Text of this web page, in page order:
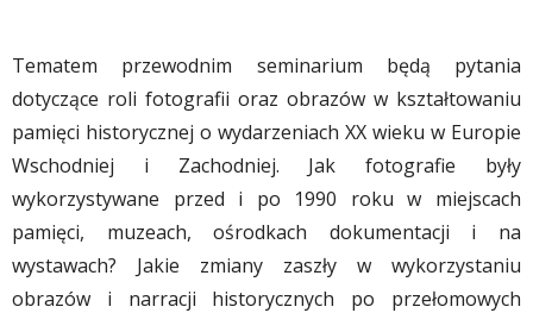
Tematem przewodnim seminarium będą pytania
dotyczące roli fotografii oraz obrazów w kształtowaniu
pamięci historycznej o wydarzeniach XX wieku w Europie
Wschodniej i Zachodniej. Jak fotografie były
wykorzystywane przed i po 1990 roku w miejscach
pamięci, muzeach, ośrodkach dokumentacji i na
wystawach? Jakie zmiany zaszły w wykorzystaniu
obrazów i narracji historycznych po przełomowych